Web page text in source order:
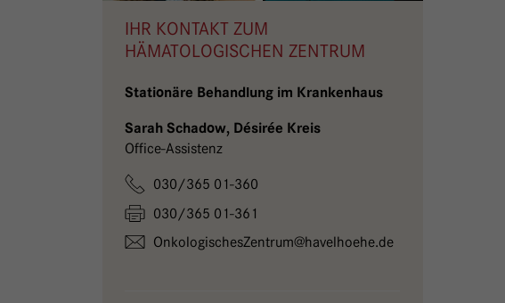
IHR KONTAKT ZUM
HÄMATOLOGISCHEN ZENTRUM
Stationäre Behandlung im Krankenhaus
Sarah Schadow, Désirée Kreis
Office-Assistenz
030/365 01-360
030/365 01-361
OnkologischesZentrum@havelhoehe.de